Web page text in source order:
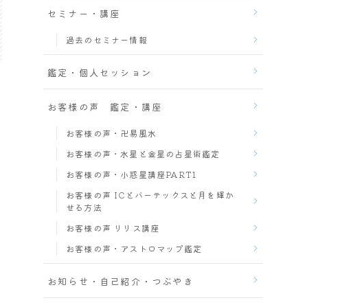
セミナー・講座
過去のセミナー情報
鑑定・個人セッション
お客様の声 鑑定・講座
お客様の声・卍易風水
お客様の声・水星と金星の占星術鑑定
お客様の声・小惑星講座PART1
お客様の声 ICとバーテックスと月を輝か
せる方法
お客様の声 リリス講座
お客様の声・アストロマップ鑑定
お知らせ・自己紹介・つぶやき